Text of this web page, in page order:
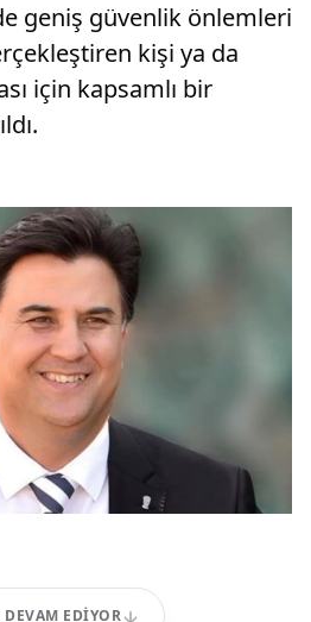
geniş güvenlik önlemleri
kişi ya da
için kapsamlı bir
DEVAM EDIYOR